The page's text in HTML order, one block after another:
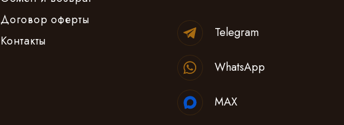
Договор оферты
Контакты
Telegram
WhatsApp
MAX